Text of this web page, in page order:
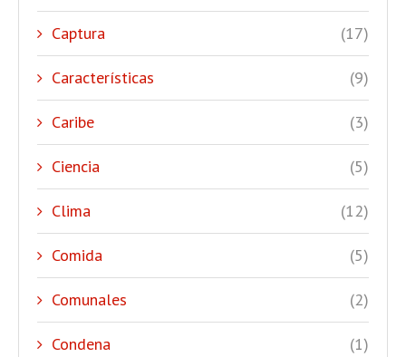
Captura (17)
Características (9)
Caribe (3)
Ciencia (5)
Clima (12)
Comida (5)
Comunales (2)
Condena (1)